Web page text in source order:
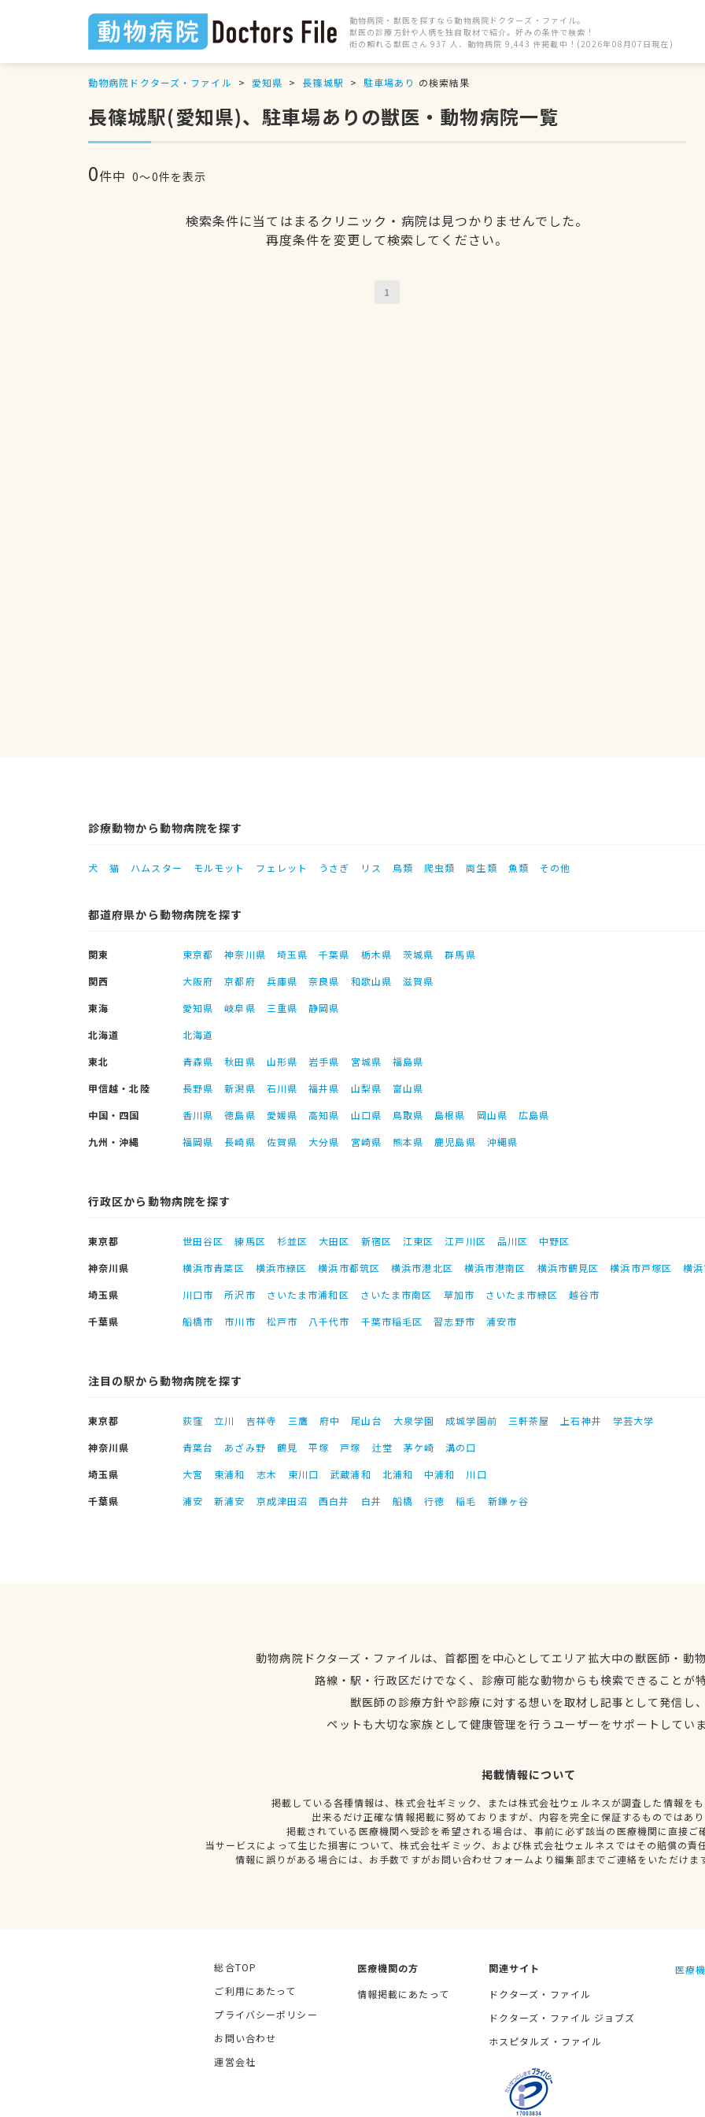
動物病院・獣医を探すなら動物病院ドクターズ・ファイル。
獣医の診療方針や人柄を独自取材で紹介。好みの条件で検索！
街の頼れる獣医さん 937 人、動物病院 9,443 件掲載中！(2026年08月07日現在)
動物病院ドクターズ・ファイル 愛知県 長篠城駅 駐車場あり の検索結果
長篠城駅(愛知県)、駐車場ありの獣医・動物病院一覧
0件中 0〜0件を表示
検索条件に当てはまるクリニック・病院は見つかりませんでした。
再度条件を変更して検索してください。
1
診療動物から動物病院を探す
犬 猫 ハムスター モルモット フェレット うさぎ リス 鳥類 爬虫類 両生類 魚類 その他
都道府県から動物病院を探す
関東 東京都 神奈川県 埼玉県 千葉県 栃木県 茨城県
群馬県
関西
大阪府 京都府 兵庫県 奈良県 和歌山県
滋賀県
東海
愛知県 岐阜県 三重県
静岡県
北海道
北海道
東北
青森県 秋田県 山形県 岩手県 宮城県
福島県
甲信越・北陸
長野県 新潟県 石川県 福井県 山梨県
富山県
中国・四国
香川県 徳島県 愛媛県 高知県 山口県 鳥取県 島根県 岡山県
広島県
九州・沖縄
福岡県 長崎県 佐賀県 大分県 宮崎県 熊本県 鹿児島県 沖縄県
行政区から動物病院を探す
東京都 世田谷区 練馬区 杉並区 大田区 新宿区 江東区 江戸川区 品川区
中野区
神奈川県
横浜市青葉区 横浜市緑区 横浜市都筑区 横浜市港北区 横浜市港南区 横浜市鶴見区 横浜市戸塚区
横
埼玉県
川口市 所沢市 さいたま市浦和区 さいたま市南区 草加市 さいたま市緑区
越谷市
千葉県
船橋市 市川市 松戸市 八千代市 千葉市稲毛区 習志野市 浦安市
注目の駅から動物病院を探す
東京都 荻窪 立川 吉祥寺 三鷹 府中 尾山台 大泉学園 成城学園前 三軒茶屋 上石神井
学芸大学
神奈川県
青葉台 あざみ野 鶴見 平塚 戸塚 辻堂 茅ケ崎
溝の口
埼玉県
大宮 東浦和 志木 東川口 武蔵浦和 北浦和 中浦和
川口
千葉県
浦安 新浦安 京成津田沼 西白井 白井 船橋 行徳 稲毛 新鎌ヶ谷
動物病院ドクターズ・ファイルは、首都圏を中心としてエリア拡大中の獣医師・動
路線・駅・行政区だけでなく、診療可能な動物からも検索できることが
獣医師の診療方針や診療に対する想いを取材し記事として発信し
ペットも大切な家族として健康管理を行うユーザーをサポートしてい
掲載情報について
掲載している各種情報は、株式会社ギミック、または株式会社ウェルネスが調査した情報を
出来るだけ正確な情報掲載に努めておりますが、内容を完全に保証するものではあ
掲載されている医療機関へ受診を希望される場合は、事前に必ず該当の医療機関に直接ご
当サービスによって生じた損害について、株式会社ギミック、および株式会社ウェルネスではその賠償の責
情報に誤りがある場合には、お手数ですがお問い合わせフォームより編集部までご連絡をいただけま
総合TOP
ご利用にあたって
プライバシーポリシー
お問い合わせ
運営会社
医療機関の方
情報掲載にあたって
関連サイト
ドクターズ・ファイル
ドクターズ・ファイル ジョブズ
ホスピタルズ・ファイル
医療